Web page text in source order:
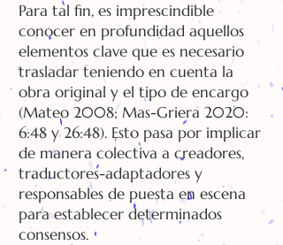
Para tal fin, es imprescindible
conocer en profundidad aquellos
elementos clave que es necesario
trasladar teniendo en cuenta la
obra original y el tipo de encargo
(Mateo 2008; Mas-Griera 2020:
6:48 y 26:48). Esto pasa por implicar
de manera colectiva a creadores,
traductores-adaptadores y
responsables de puesta en escena
para establecer determinados
consensos.